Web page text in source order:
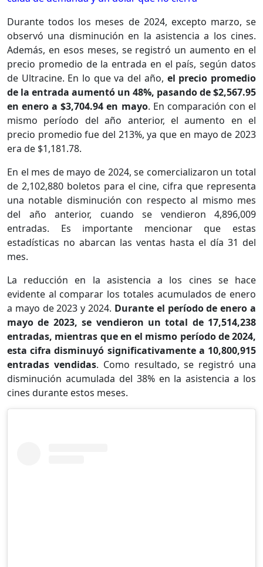
Durante todos los meses de 2024, excepto marzo, se
observó una disminución en la asistencia a los cines.
Además, en esos meses, se registró un aumento en el
precio promedio de la entrada en el país, según datos
de Ultracine. En lo que va del año, el precio promedio
de la entrada aumentó un 48%, pasando de $2,567.95
en enero a $3,704.94 en mayo. En comparación con el
mismo período del año anterior, el aumento en el
precio promedio fue del 213%, ya que en mayo de 2023
era de $1,181.78.
En el mes de mayo de 2024, se comercializaron un total
de 2,102,880 boletos para el cine, cifra que representa
una notable disminución con respecto al mismo mes
del año anterior, cuando se vendieron 4,896,009
entradas. Es importante mencionar que estas
estadísticas no abarcan las ventas hasta el día 31 del
mes.
La reducción en la asistencia a los cines se hace
evidente al comparar los totales acumulados de enero
a mayo de 2023 y 2024. Durante el período de enero a
mayo de 2023, se vendieron un total de 17,514,238
entradas, mientras que en el mismo período de 2024,
esta cifra disminuyó significativamente a 10,800,915
entradas vendidas. Como resultado, se registró una
disminución acumulada del 38% en la asistencia a los
cines durante estos meses.